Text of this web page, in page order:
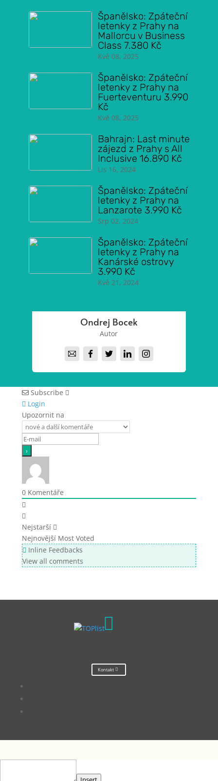
Španělsko: Zpáteční
letenky z Prahy na
Mallorcu v Business
Class 7.380 Kč
Kvě 08, 2025
Španělsko: Zpáteční
letenky z Prahy na
Fuerteventuru 3.990
Kč
Kvě 08, 2025
Bahrajn: Last minute
zájezd z Prahy s All
Inclusive 16.890 Kč
Lis 16, 2024
Španělsko: Zpáteční
letenky z Prahy na
Lanzarote 3.990 Kč
Srp 02, 2024
Španělsko: Zpáteční
letenky z Prahy na
Kanárské ostrovy
3.990 Kč
Kvě 21, 2024
Ondrej Bocek
Autor
Subscribe
Login
Upozornit na
0Komentáře
Nejstarší
Nejnovější Most Voted
Inline Feedbacks
View all comments

Kontakt